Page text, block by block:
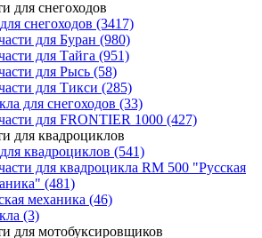
снегоходов (3417)
для Буран (980)
для Тайга (951)
для Рысь (58)
для Тикси (285)
для снегоходов (33)
для FRONTIER 1000 (427)
квадроциклов (541)
для квадроцикла RM 500 "Русская
(481)
механика (46)
(3)